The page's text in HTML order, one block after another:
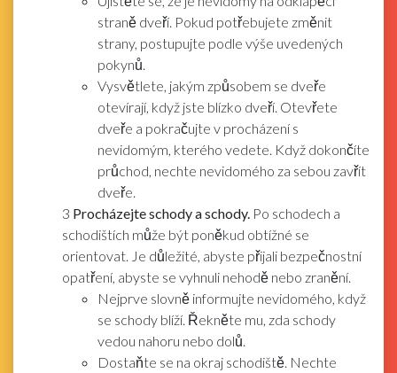
straně dveří. Pokud potřebujete změnit
strany, postupujte podle výše uvedených
pokynů.
Vysvětlete, jakým způsobem se dveře
otevírají, když jste blízko dveří. Otevřete
dveře a pokračujte v procházení s
nevidomým, kterého vedete. Když dokončíte
průchod, nechte nevidomého za sebou zavřít
dveře.
3 Procházejte schody a schody. Po schodech a
schodištích může být poněkud obtížné se
orientovat. Je důležité, abyste přijali bezpečnostní
opatření, abyste se vyhnuli nehodě nebo zranění.
Nejprve slovně informujte nevidomého, když
se schody blíží. Řekněte mu, zda schody
vedou nahoru nebo dolů.
Dostaňte se na okraj schodiště. Nechte